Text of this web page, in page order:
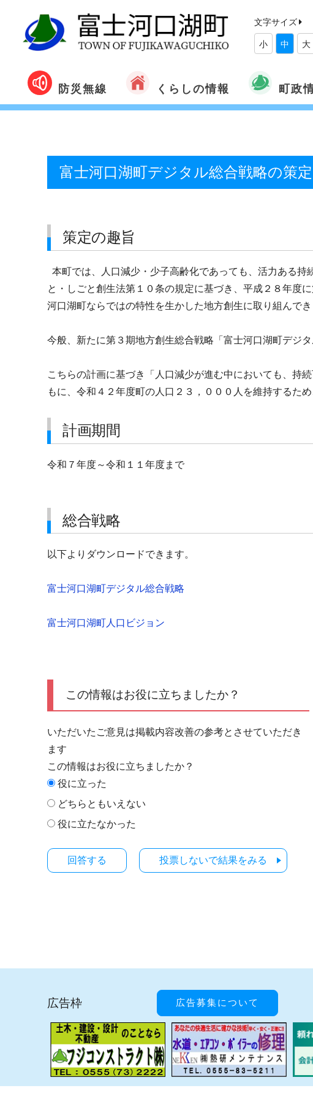
文字サイズ
小 中 大
防災無線 くらしの情報 町政
富士河口湖町デジタル総合戦略の策
策定の趣旨
本町では、人口減少・少子高齢化であっても、活力ある
と・しごと創生法第１０条の規定に基づき、平成２８年度
河口湖町ならではの特性を生かした地方創生に取り組んでき
今般、新たに第３期地方創生総合戦略「富士河口湖町デジ
こちらの計画に基づき「人口減少が進む中においても、持
もに、令和４２年度町の人口２３，０００人を維持するた
計画期間
令和７年度～令和１１年度まで
総合戦略
以下よりダウンロードできます。
富士河口湖町デジタル総合戦略
富士河口湖町人口ビジョン
この情報はお役に立ちましたか？
いただいたご意見は掲載内容改善の参考とさせていただき
ます
この情報はお役に立ちましたか？
役に立った
どちらともいえない
役に立たなかった
投票しないで結果をみる
広告枠 広告募集について